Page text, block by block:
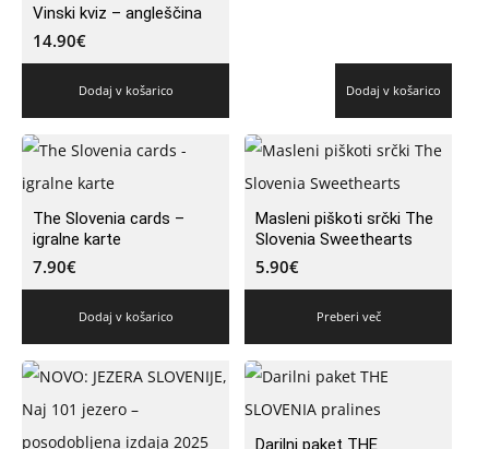
Vinski kviz – angleščina
14.90€
Dodaj v košarico Dodaj v košarico
The Slovenia cards –
igralne karte
7.90€
Dodaj v košarico
Masleni piškoti srčki The
Slovenia Sweethearts
5.90€
Preberi več
Darilni paket THE